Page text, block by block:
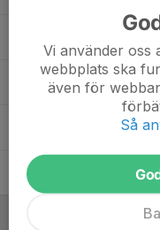
23. Jonas Dahlén
24. Abel Habte
26. Isidor
Vi använder oss
webbplats ska
även för
Så